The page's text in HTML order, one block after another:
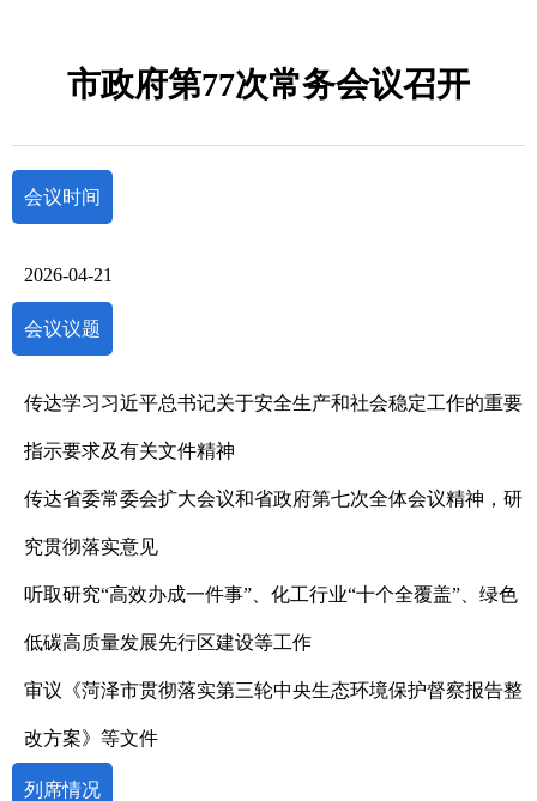
市政府第77次常务会议召开
会议时间
2026-04-21
会议议题
传达学习习近平总书记关于安全生产和社会稳定工作的重要
指示要求及有关文件精神
传达省委常委会扩大会议和省政府第七次全体会议精神，研
究贯彻落实意见
听取研究“高效办成一件事”、化工行业“十个全覆盖”、绿色
低碳高质量发展先行区建设等工作
审议《菏泽市贯彻落实第三轮中央生态环境保护督察报告整
改方案》等文件
列席情况